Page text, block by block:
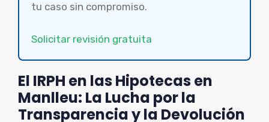
tu caso sin compromiso.
Solicitar revisión gratuita
El IRPH en las Hipotecas en
Manlleu: La Lucha por la
Transparencia y la Devolución